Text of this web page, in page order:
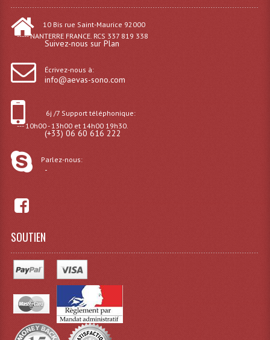
Structures Carrées
Flight-Case (s) Et Accessoires
Flight Case Plasma Et Écran LCD
Flight-Case Pour Contrôleur DJ
Flight-Case Pour La Lumière
Malle Flight Multi-Usage
10 Bis rue Saint-Maurice 92000
----- NANTERRE FRANCE. RCS 337 819 338
Suivez-nous sur Plan
Écrivez-nous à:
info@aevas-sono.com
6j /7 Support téléphonique:
--- 10h00 - 13h00 et 14h00 19h30.
(+33) 06 60 616 222
Parlez-nous:
-
SOUTIEN